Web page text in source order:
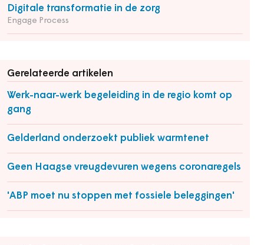
Digitale transformatie in de zorg
Engage Process
Gerelateerde artikelen
Werk-naar-werk begeleiding in de regio komt op
gang
Gelderland onderzoekt publiek warmtenet
Geen Haagse vreugdevuren wegens coronaregels
'ABP moet nu stoppen met fossiele beleggingen'